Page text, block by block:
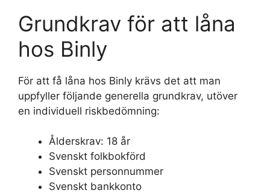
Grundkrav för att låna
hos Binly
För att få låna hos Binly krävs det att man
uppfyller följande generella grundkrav, utöver
en individuell riskbedömning:
Ålderskrav: 18 år
Svenskt folkbokförd
Svenskt personnummer
Svenskt bankkonto